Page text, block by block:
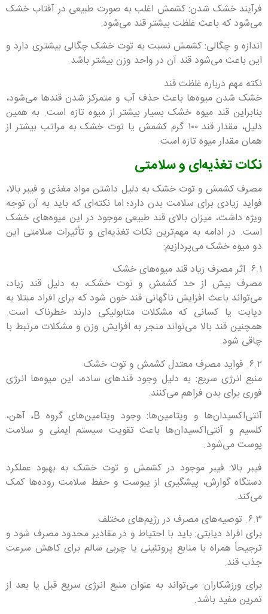
فرآیند خشک شدن: کشمش اغلب به صورت طبیعی در آفتاب خشک
می‌شود که باعث غلظت بیشتر قند می‌شود.
اندازه و چگالی: کشمش نسبت به توت خشک چگالی بیشتری دارد و
این باعث می‌شود قند آن در واحد وزن بیشتر باشد.
نکته مهم درباره غلظت قند
خشک شدن میوه‌ها باعث حذف آب و متمرکز شدن قندها می‌شود،
بنابراین قند میوه خشک بسیار بیشتر از میوه تازه است. به همین
دلیل، مقدار قند ۱۰۰ گرم کشمش یا توت خشک به مراتب بیشتر از
همان مقدار میوه تازه است.
نکات تغذیه‌ای و سلامتی
مصرف کشمش و توت خشک به دلیل داشتن مواد مغذی و فیبر بالا،
فواید زیادی برای سلامت بدن دارد؛ اما نکته‌ای که باید به آن توجه
ویژه داشت، میزان بالای قند طبیعی موجود در این میوه‌های خشک
است. در ادامه به مهم‌ترین نکات تغذیه‌ای و تأثیرات سلامتی این
دو میوه خشک می‌پردازیم:
۶.۱. اثر مصرف زیاد قند میوه‌های خشک
مصرف بیش از حد کشمش و توت خشک، به دلیل قند زیاد،
می‌تواند باعث افزایش ناگهانی قند خون شود که برای افراد مبتلا به
دیابت یا کسانی که مشکلات متابولیکی دارند خطرناک است.
همچنین قند بالا می‌تواند منجر به افزایش وزن و مشکلات مرتبط با
چاقی شود.
۶.۲. فواید مصرف معتدل کشمش و توت خشک
منبع انرژی سریع: به دلیل وجود قندهای ساده، این میوه‌ها انرژی
فوری برای بدن فراهم می‌کنند.
آنتی‌اکسیدان‌ها و ویتامین‌ها: وجود ویتامین‌های گروه B، آهن،
کلسیم و آنتی‌اکسیدان‌ها باعث تقویت سیستم ایمنی و سلامت
پوست می‌شود.
فیبر بالا: فیبر موجود در کشمش و توت خشک به بهبود عملکرد
دستگاه گوارش، پیشگیری از یبوست و حفظ سلامت روده‌ها کمک
می‌کند.
۶.۳. توصیه‌های مصرف در رژیم‌های مختلف
برای افراد دیابتی: باید با احتیاط و در مقادیر محدود مصرف شود و
ترجیحاً همراه با منابع پروتئینی یا چربی سالم برای کاهش سرعت
جذب قند.
برای ورزشکاران: می‌تواند به عنوان منبع انرژی سریع قبل یا بعد از
تمرین مفید باشد.